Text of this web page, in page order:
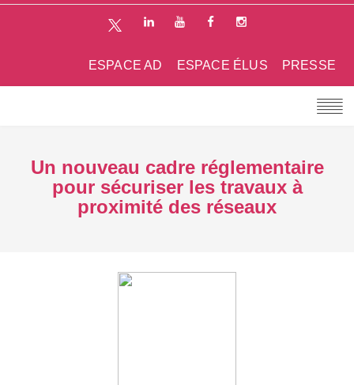
PRESSE
ESPACE ÉLUS
ESPACE AD
Un nouveau cadre réglementaire
pour sécuriser les travaux à
proximité des réseaux